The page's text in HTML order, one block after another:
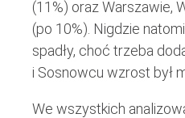
(11%) oraz Warszawie,
(po 10%). Nigdzie
spadły, choć trzeba
i Sosnowcu wzrost był
We wszystkich